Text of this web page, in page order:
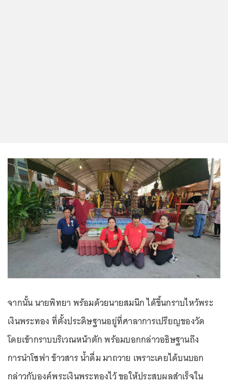
จากนั้น นายพิทยา พร้อมด้วยนายสมนึก ได้ขึ้นกราบไหว้พระ
เงินพระทอง ที่ตั้งประดิษฐานอยู่ที่ศาลาการเปรียญของวัด
โดยเข้ากราบบริเวณหน้าตัก พร้อมบอกกล่าวอธิษฐานถึง
การนำโซฟา ข้าวสาร น้ำดื่ม มาถวาย เพราะเคยได้บนบอก
กล่าวกับองค์พระเงินพระทองไว้ ขอให้ประสบผลสำเร็จใน